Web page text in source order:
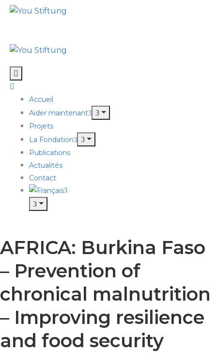
Accueil
Aider maintenant
Projets
La Fondation
Publications
Actualités
Contact
AFRICA: Burkina Faso
– Prevention of
chronical malnutrition
– Improving resilience
and food security